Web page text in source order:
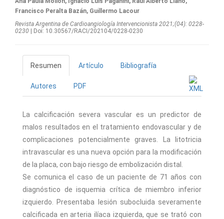
Francisco Peralta Bazán, Guillermo Lacour
Revista Argentina de Cardioangiologí­a Intervencionista 2021;(04): 0228-
0230 | Doi: 10.30567/RACI/202104/0228-0230
Resumen Artículo Bibliografía
Autores PDF
La calcificación severa vascular es un predictor de
malos resultados en el tratamiento endovascular y de
complicaciones potencialmente graves. La litotricia
intravascular es una nueva opción para la modificación
de la placa, con bajo riesgo de embolización distal.
Se comunica el caso de un paciente de 71 años con
diagnóstico de isquemia crítica de miembro inferior
izquierdo. Presentaba lesión subocluida severamente
calcificada en arteria ilíaca izquierda, que se trató con